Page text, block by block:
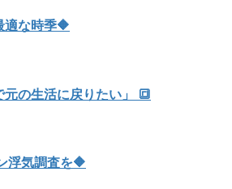
適な時季🔶
元の生活に戻りたい」 🔳
浮気調査を🔶